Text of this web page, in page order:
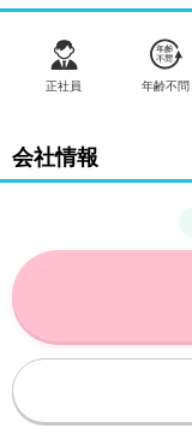
正社員 年齢不問
会社情報